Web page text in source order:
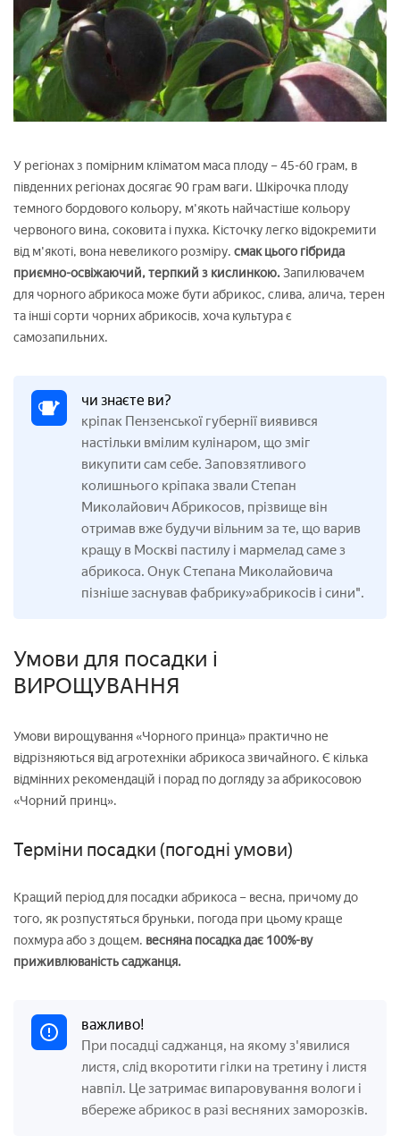
У регіонах з помірним кліматом маса плоду – 45-60 грам, в
південних регіонах досягає 90 грам ваги. Шкірочка плоду
темного бордового кольору, м'якоть найчастіше кольору
червоного вина, соковита і пухка. Кісточку легко відокремити
від м'якоті, вона невеликого розміру. смак цього гібрида
приємно-освіжаючий, терпкий з кислинкою.Запилювачем
для чорного абрикоса може бути абрикос, слива, алича, терен
та інші сорти чорних абрикосів, хоча культура є
самозапильних.
чи знаєте ви?
кріпак Пензенської губернії виявився
настільки вмілим кулінаром, що зміг
викупити сам себе. Заповзятливого
колишнього кріпака звали Степан
Миколайович Абрикосов, прізвище він
отримав вже будучи вільним за те, що варив
кращу в Москві пастилу і мармелад саме з
абрикоса. Онук Степана Миколайовича
пізніше заснував фабрику»абрикосів і сини".
Умови для посадки і
ВИРОЩУВАННЯ
Умови вирощування «Чорного принца» практично не
відрізняються від агротехніки абрикоса звичайного. Є кілька
відмінних рекомендацій і порад по догляду за абрикосовою
«Чорний принц».
Терміни посадки (погодні умови)
Кращий період для посадки абрикоса – весна, причому до
того, як розпустяться бруньки, погода при цьому краще
похмура або з дощем. весняна посадка дає 100%-ву
приживлюваність саджанця.
важливо!
При посадці саджанця, на якому з'явилися
листя, слід вкоротити гілки на третину і листя
навпіл. Це затримає випаровування вологи і
вбереже абрикос в разі весняних заморозків.